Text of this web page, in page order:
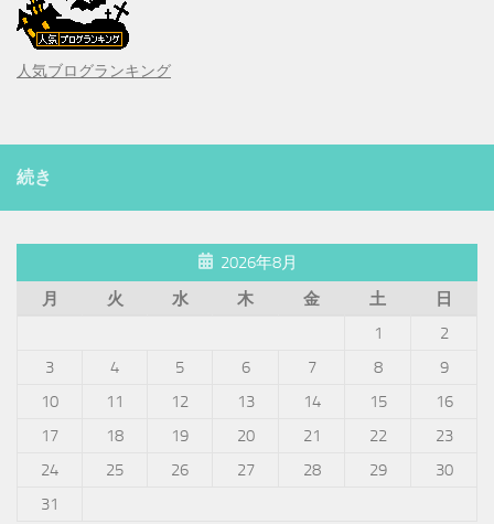
人気ブログランキング
続き
2026年8月
月
火 水 木 金 土
日
1
2
3
4 5 6 7 8
9
10
11 12 13 14 15
16
17
18 19 20 21 22
23
24
25 26 27 28 29
30
31